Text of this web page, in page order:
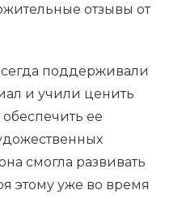
отзывы от
поддерживали
и учили ценить
ее
смогла развивать
этому уже во время